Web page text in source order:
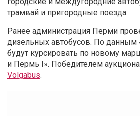
городские и междугородние
трамвай и пригородные поезда.
Ранее администрация Перми
дизельных автобусов. По данным
будут курсировать по новому
и Пермь I». Победителем аукциона
Volgabus.